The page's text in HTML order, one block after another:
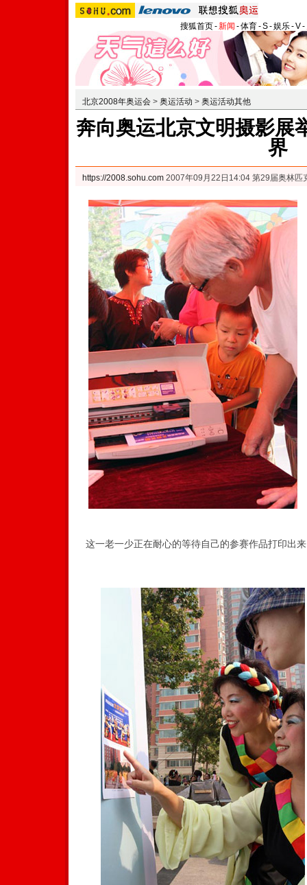
搜狐首页-新闻 -体育-S-娱乐-V-
北京2008年奥运会 > 奥运活动 > 奥运活动其他
奔向奥运北京文明摄影展
界
https://2008.sohu.com 2007年09月22日14:04 第29届奥林匹
这一老一少正在耐心的等待自己的参赛作品打印出来